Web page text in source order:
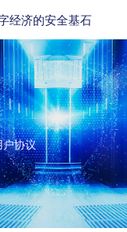
经济的安全基石
户协议